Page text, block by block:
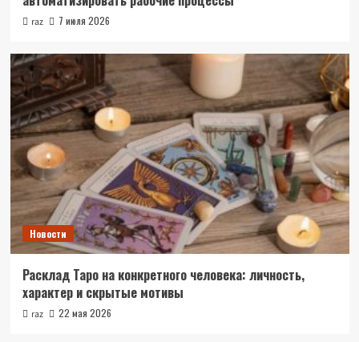
raz 7 июля 2026
Новости
Расклад Таро на конкретного человека: личность,
характер и скрытые мотивы
raz 22 мая 2026